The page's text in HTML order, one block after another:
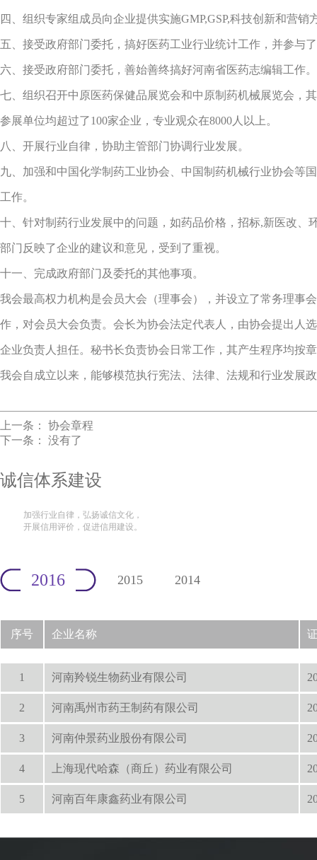
四、组织专家组成员向企业提供实施GMP,GSP,科技创新和营
五、接受政府部门委托，搞好医药工业行业统计工作，并参与
六、接受政府部门委托，善始善终搞好河南省医药志编辑工作。
七、组织召开中原医药保健品展览会和中原制药机械展览会，
参展单位均超过了100家企业，专业观众在8000人以上。
八、开展行业自律，协助主管部门协调行业发展。
九、加强和中国化学制药工业协会、中国制药机械行业协会等
工作。
十、针对制药行业发展中的问题，如药品价格，招标,新医改
部门反映了企业的建议和意见，受到了重视。
十一、完成政府部门及委托的其他事项。
我会最高权力机构是会员大会（理事会），并设立了常务理事
作，对会员大会负责。会长为协会法定代表人，由协会提出人
企业负责人担任。秘书长负责协会日常工作，其产生程序均按
我会自成立以来，能够模范执行宪法、法律、法规和行业发展
上一条： 协会章程
下一条： 没有了
诚信体系建设
加强行业自律，弘扬诚信文化，
开展信用评价，促进信用建设。
2016 2015 2014
序号 企业名称
1 河南羚锐生物药业有限公司
2 河南禹州市药王制药有限公司
3 河南仲景药业股份有限公司
4 上海现代哈森（商丘）药业有限公司
5 河南百年康鑫药业有限公司